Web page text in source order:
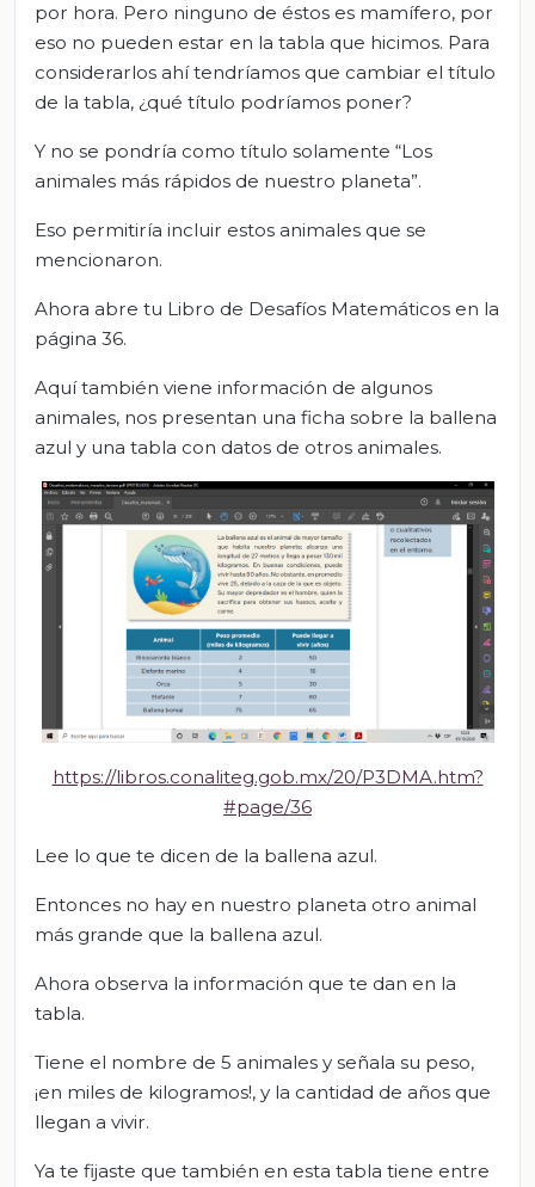
por hora. Pero ninguno de éstos es mamífero, por
eso no pueden estar en la tabla que hicimos. Para
considerarlos ahí tendríamos que cambiar el título
de la tabla, ¿qué título podríamos poner?
Y no se pondría como título solamente “Los
animales más rápidos de nuestro planeta”.
Eso permitiría incluir estos animales que se
mencionaron.
Ahora abre tu Libro de Desafíos Matemáticos en la
página 36.
Aquí también viene información de algunos
animales, nos presentan una ficha sobre la ballena
azul y una tabla con datos de otros animales.
https://libros.conaliteg.gob.mx/20/P3DMA.htm?
#page/36
Lee lo que te dicen de la ballena azul.
Entonces no hay en nuestro planeta otro animal
más grande que la ballena azul.
Ahora observa la información que te dan en la
tabla.
Tiene el nombre de 5 animales y señala su peso,
¡en miles de kilogramos!, y la cantidad de años que
llegan a vivir.
Ya te fijaste que también en esta tabla tiene entre